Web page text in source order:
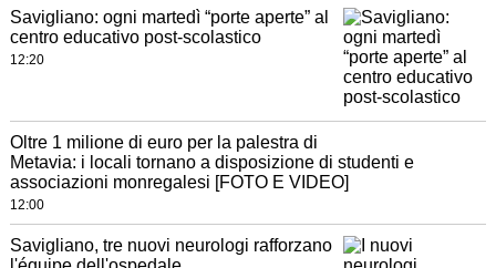
Savigliano: ogni martedì “porte aperte” al
centro educativo post-scolastico
12:20
Oltre 1 milione di euro per la palestra di
Metavia: i locali tornano a disposizione di studenti e
associazioni monregalesi [FOTO E VIDEO]
12:00
Savigliano, tre nuovi neurologi rafforzano